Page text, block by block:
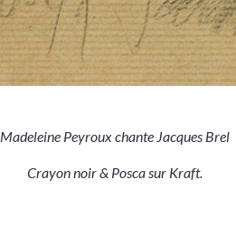
Madeleine Peyroux chante Jacques Brel
Crayon noir & Posca sur Kraft.